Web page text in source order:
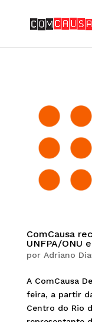
ComCausa
UNFPA/ONU
por Adriano
A ComCausa
feira, a partir
Centro do Rio